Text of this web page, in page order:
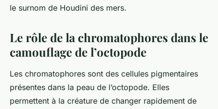
le surnom de Houdini des mers.
Le rôle de la chromatophores dans le
camouflage de l’octopode
Les chromatophores sont des cellules pigmentaires
présentes dans la peau de l’octopode. Elles
permettent à la créature de changer rapidement de